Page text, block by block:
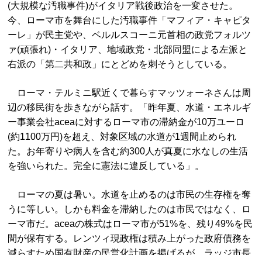
(大規模な汚職事件)がイタリア戦後政治を一変させた。
今、ローマ市を舞台にした汚職事件「マフィア・キャピタ
ーレ」が民主党や、ベルルスコーニ元首相の政党フォルツ
ァ(頑張れ)・イタリア、地域政党・北部同盟による左派と
右派の「第二共和政」にとどめを刺そうとしている。
ローマ・テルミニ駅近くで暮らすマッツォーネさんは周
辺の移民街を歩きながら話す。「昨年夏、水道・エネルギ
ー事業会社aceaに対するローマ市の滞納金が10万ユーロ
(約1100万円)を超え、対象区域の水道が1週間止められ
た。お年寄りや病人を含む約300人が真夏に水なしの生活
を強いられた。完全に憲法に違反している」。
ローマの夏は暑い。水道を止めるのは市民の生存権を奪
うに等しい。しかも料金を滞納したのは市民ではなく、ロ
ーマ市だ。aceaの株式はローマ市が51%を、残り49%を民
間が保有する。レンツィ現政権は積み上がった政府債務を
減らすため国有財産の民営化計画を掲げるが、ラッジ市長